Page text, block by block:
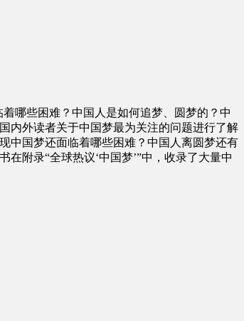
哪些困难？中国人是如何追梦、圆梦的？中
内外读者关于中国梦最为关注的问题进行了解
中国梦还面临着哪些困难？中国人离圆梦还有
附录“全球热议‘中国梦’”中，收录了大量中